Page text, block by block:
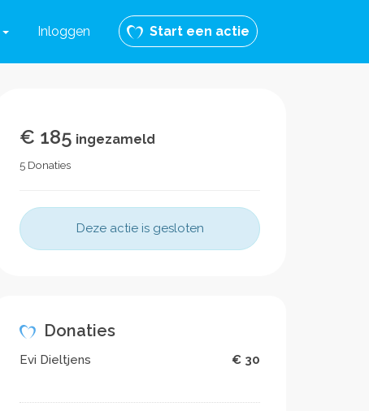
Inloggen Start een actie
€ 185 ingezameld
5 Donaties
Deze actie is gesloten
Donaties
Evi Dieltjens € 30